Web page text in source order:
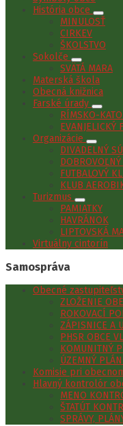
História obce
MINULOSŤ
CIRKEV
ŠKOLSTVO
Sokolče
SVÄTÁ MARA
Materská škola
Obecná knižnica
Farské úrady
RÍMSKO-
EVANJELICKÝ
Organizácie
DIVADELNÝ
FUTBALOVÝ
KLUB
Turizmus
PAMIATKY
HAVRÁNOK
LIPTOVSKÁ
Virtuálny cintorín
Samospráva
Obecné
ZLOŽENIE
ROKOVACÍ
ZÁPISNICE A
PHSR OBCE
KOMUNITNÝ
ÚZEMNÝ
Komisie pri
Hlavný kontrolór
MENO
ŠTATÚT
SPRÁVY,